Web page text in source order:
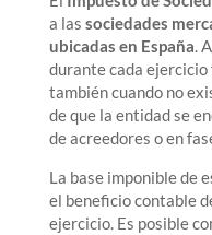
a las sociedades
ubicadas en España.
durante cada
también cuando no
de que la entidad se
de acreedores o en
La base imponible de
el beneficio contable
ejercicio. Es posible